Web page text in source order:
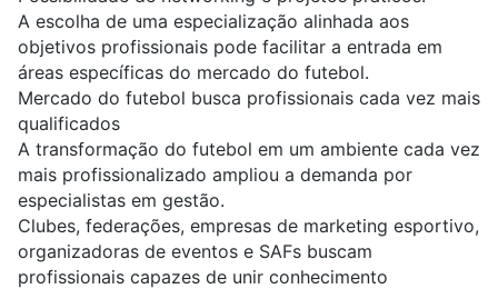
A escolha de uma especialização alinhada aos
objetivos profissionais pode facilitar a entrada em
áreas específicas do mercado do futebol.
Mercado do futebol busca profissionais cada vez mais
qualificados
A transformação do futebol em um ambiente cada vez
mais profissionalizado ampliou a demanda por
especialistas em gestão.
Clubes, federações, empresas de marketing esportivo,
organizadoras de eventos e SAFs buscam
profissionais capazes de unir conhecimento